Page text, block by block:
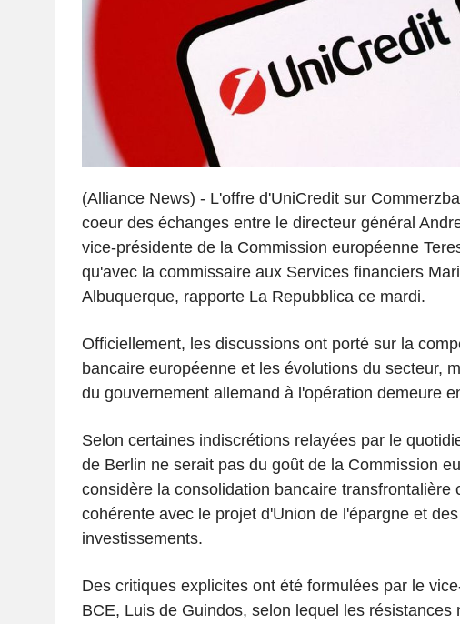
(Alliance News) - L'offre d'UniCredit sur
coeur des échanges entre le directeur général
vice-présidente de la Commission européenne
qu'avec la commissaire aux Services financiers
Albuquerque, rapporte La Repubblica ce mardi.
Officiellement, les discussions ont porté sur la
bancaire européenne et les évolutions du secteur,
du gouvernement allemand à l'opération demeure
Selon certaines indiscrétions relayées par le
de Berlin ne serait pas du goût de la Commission
considère la consolidation bancaire transfrontalière
cohérente avec le projet d'Union de l'épargne et des
investissements.
Des critiques explicites ont été formulées par le
BCE, Luis de Guindos, selon lequel les résistances